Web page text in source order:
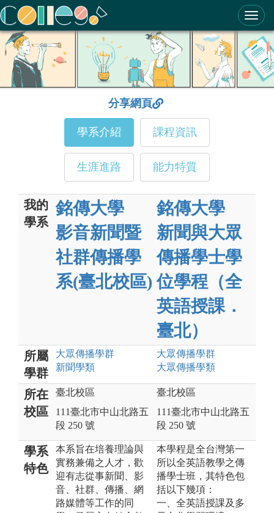
ColleGo! 大學選才與高中育才輔助系統
分享網頁
學系介紹 課程資訊
生涯進路 能力特質
我的
學系
銘傳大學
影音新聞暨
社群傳播學
系(臺北校區)
銘傳大學
新聞與大眾
傳播學士學
位學程（全
英語授課．
臺北）
所屬
學群
大眾傳播學群
新聞學類
大眾傳播學群
大眾傳播學類
所在
校區
臺北校區
111臺北市中山北路五
段 250 號
臺北校區
111臺北市中山北路五
段 250 號
學系
特色
本系旨在培養理論與
實務兼備之人才，歡
迎有志從事新聞、影
音、社群、傳播、網
路媒體等工作的同
本學程是全台灣第一
所以全英語教學之傳
播學士班，其特色包
括以下幾項：
一、全英語授課及多